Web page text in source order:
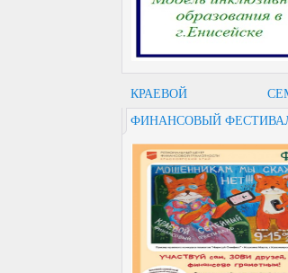
КРАЕВОЙ
ФИНАНСОВЫЙ